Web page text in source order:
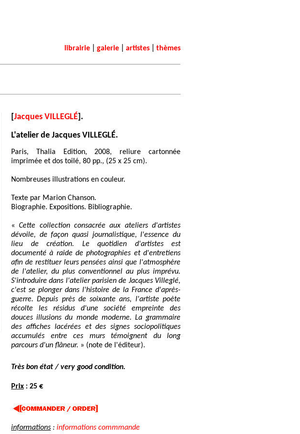
librairie galerie artistes thèmes
[Jacques VILLEGLÉ].
L'atelier de Jacques VILLEGLÉ.
Paris, Thalia Edition, 2008, reliure cartonnée
imprimée et dos toilé, 80 pp., (25 x 25 cm).
Nombreuses illustrations en couleur.
Texte par Marion Chanson.
Biographie. Expositions. Bibliographie.
«Cette collection consacrée aux ateliers d'artistes
dévoile, de façon quasi journalistique, l'essence du
lieu de création. Le quotidien d'artistes est
documenté à raide de photographies et d'entretiens
afin de restituer leurs pensées ainsi que l'atmosphère
de l'atelier, du plus conventionnel au plus imprévu.
S'introduire dans l'atelier parisien de Jacques Villeglé,
c'est se plonger dans l'histoire de la France d'après-
guerre. Depuis près de soixante ans, l'artiste poète
récolte les résidus d'une société empreinte des
douces illusions du monde moderne. La grammaire
des affiches lacérées et des signes sociopolitiques
accumulés entre ces murs témoignent du long
parcours d'un flâneur. » (note de l'éditeur).
Très bon état / very good condition.
Prix : 25 €
informations : informations commmande